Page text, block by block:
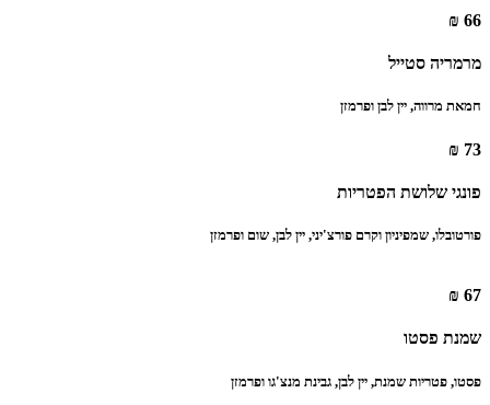
66 ₪
מרמריה סטייל
חמאת מרווה, יין לבן ופרמזן
73 ₪
פונגי שלושת הפטריות
פורטובלו, שמפיניון וקרם פורצ'יני, יין לבן, שום ופרמזן
67 ₪
שמנת פסטו
‏פסטו, פטריות שמנת, יין לבן, גבינת מנצ'גו ופרמזן